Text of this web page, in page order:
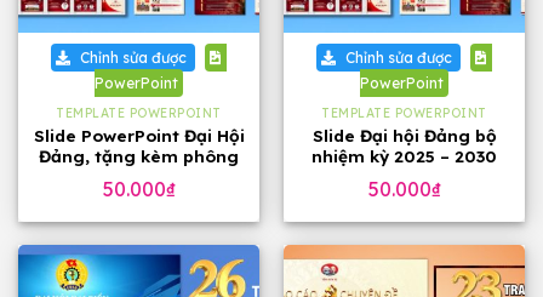
Chỉnh sửa được
PowerPoint
TEMPLATE POWERPOINT
Slide PowerPoint Đại Hội
Đảng, tặng kèm phông
50.000₫
Chỉnh sửa được
PowerPoint
TEMPLATE POWERPOINT
Slide Đại hội Đảng bộ
nhiệm kỳ 2025 – 2030
slide)
50.000₫